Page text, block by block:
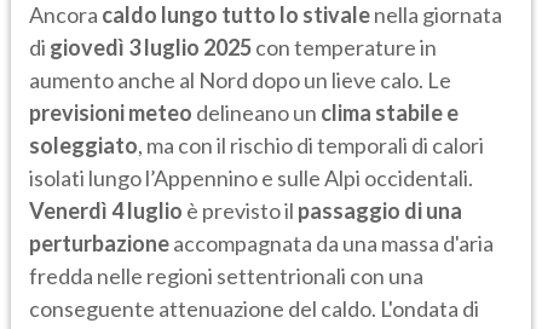
Ancora caldo lungo tutto lo stivalenella giornata
di giovedì 3 luglio 2025con temperature in
aumento anche al Nord dopo un lieve calo. Le
previsioni meteo delineano un clima stabile e
soleggiato, ma con il rischio di temporali di calori
isolati lungo l’Appennino e sulle Alpi occidentali.
Venerdì 4 luglio è previsto il passaggio di una
perturbazioneaccompagnata da una massa d'aria
fredda nelle regioni settentrionali con una
conseguente attenuazione del caldo. L'ondata di